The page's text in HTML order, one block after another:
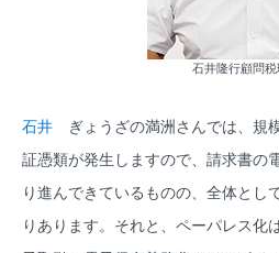
石井隆行顧問税
石井 ぎょうざの満洲さんでは、規
証憑類が発生しますので、請求書の
り進んできているものの、全体とし
りあります。それと、ペーパレス化